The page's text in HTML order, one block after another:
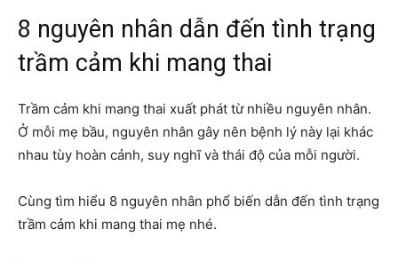
8 nguyên nhân dẫn đến tình trạng
trầm cảm khi mang thai
Trầm cảm khi mang thai xuất phát từ nhiều nguyên nhân.
Ở mỗi mẹ bầu, nguyên nhân gây nên bệnh lý này lại khác
nhau tùy hoàn cảnh, suy nghĩ và thái độ của mỗi người.
Cùng tìm hiểu 8 nguyên nhân phổ biến dẫn đến tình trạng
trầm cảm khi mang thai mẹ nhé.